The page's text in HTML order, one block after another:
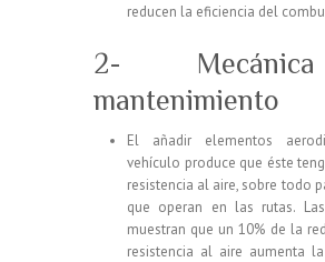
reducen la eficiencia del
2-
mantenimiento
El añadir elementos
vehículo produce que éste
resistencia al aire, sobre todo
que operan en las rutas.
muestran que un 10% de la
resistencia al aire aumenta